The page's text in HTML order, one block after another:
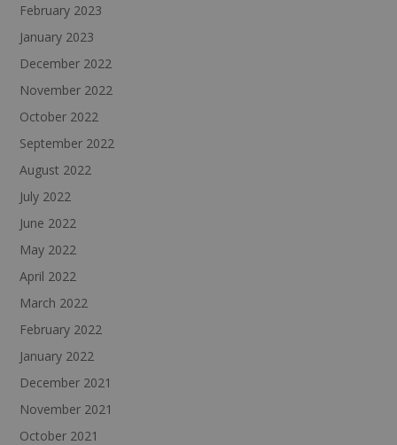
February 2023
January 2023
December 2022
November 2022
October 2022
September 2022
August 2022
July 2022
June 2022
May 2022
April 2022
March 2022
February 2022
January 2022
December 2021
November 2021
October 2021